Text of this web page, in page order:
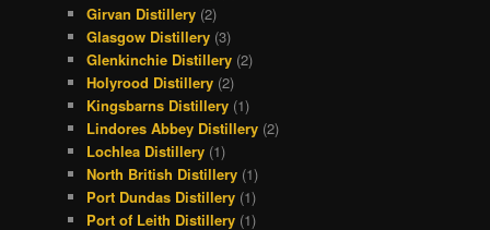
Girvan Distillery (2)
Glasgow Distillery (3)
Glenkinchie Distillery (2)
Holyrood Distillery (2)
Kingsbarns Distillery (1)
Lindores Abbey Distillery (2)
Lochlea Distillery (1)
North British Distillery (1)
Port Dundas Distillery (1)
Port of Leith Distillery (1)